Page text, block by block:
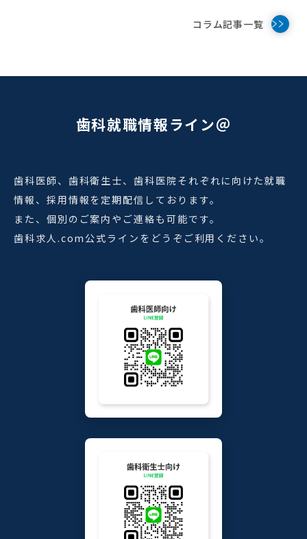
コラム記事一覧
歯科就職情報ライン＠
歯科医師、歯科衛生士、歯科医院それぞれに向けた就職
情報、採用情報を定期配信しております。
また、個別のご案内やご連絡も可能です。
歯科求人.com公式ラインをどうぞご利用ください。